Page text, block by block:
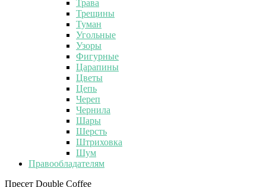
Трава
Трещины
Туман
Угольные
Узоры
Фигурные
Царапины
Цветы
Цепь
Череп
Чернила
Шары
Шерсть
Штриховка
Шум
Правообладателям
Пресет Double Coffee